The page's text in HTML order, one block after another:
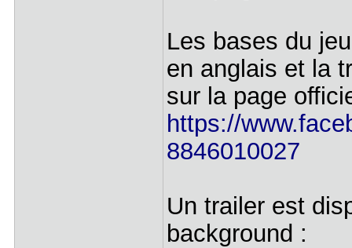
Les bases du
en anglais et la
sur la page
https://
8846010027
Un trailer est
background :